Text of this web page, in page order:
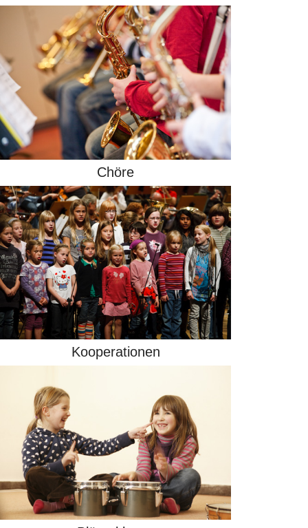
Chöre
Kooperationen